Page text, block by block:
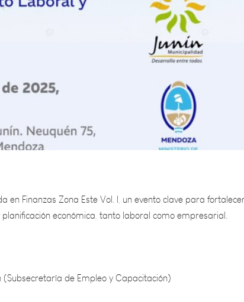
económica, tanto laboral como empresarial.
de Empleo y Capacitación)